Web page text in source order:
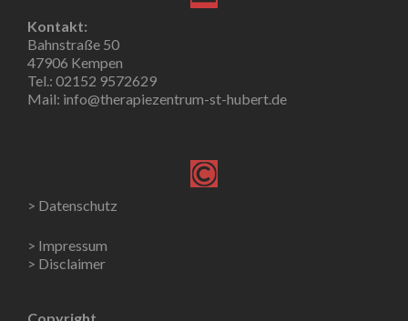
Kontakt:
Bahnstraße 50
47906 Kempen
Tel.: 02152 9572629
Mail: info@therapiezentrum-st-hubert.de
> Datenschutz
> Impressum
> Disclaimer